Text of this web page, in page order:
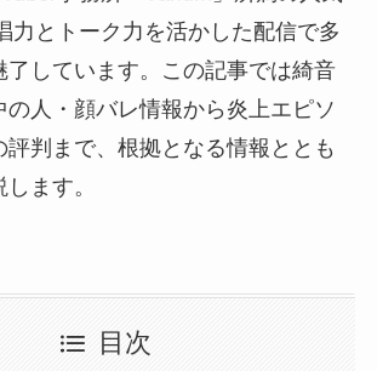
力とトーク力を活かした配信で多
了しています。この記事では綺音
の人・顔バレ情報から炎上エピソ
評判まで、根拠となる情報ととも
ます。
目次